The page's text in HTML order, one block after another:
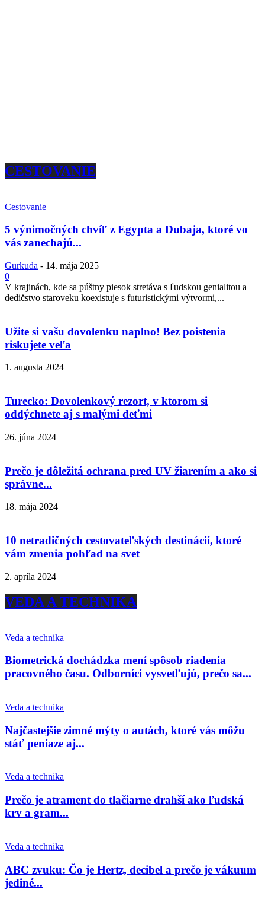
CESTOVANIE
Cestovanie
5 výnimočných chvíľ z Egypta a Dubaja, ktoré vo
vás zanechajú...
Gurkuda - 14. mája 2025
0
V krajinách, kde sa púštny piesok stretáva s ľudskou genialitou a
dedičstvo staroveku koexistuje s futuristickými výtvormi,...
Užite si vašu dovolenku naplno! Bez poistenia
riskujete veľa
1. augusta 2024
Turecko: Dovolenkový rezort, v ktorom si
oddýchnete aj s malými deťmi
26. júna 2024
Prečo je dôležitá ochrana pred UV žiarením a ako si
správne...
18. mája 2024
10 netradičných cestovateľských destinácií, ktoré
vám zmenia pohľad na svet
2. apríla 2024
VEDA A TECHNIKA
Veda a technika
Biometrická dochádzka mení spôsob riadenia
pracovného času. Odborníci vysvetľujú, prečo sa...
Veda a technika
Najčastejšie zimné mýty o autách, ktoré vás môžu
stáť peniaze aj...
Veda a technika
Prečo je atrament do tlačiarne drahší ako ľudská
krv a gram...
Veda a technika
ABC zvuku: Čo je Hertz, decibel a prečo je vákuum
jediné...